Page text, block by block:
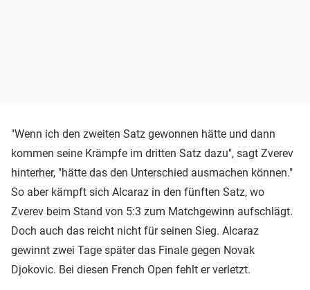
"Wenn ich den zweiten Satz gewonnen hätte und dann
kommen seine Krämpfe im dritten Satz dazu", sagt Zverev
hinterher, "hätte das den Unterschied ausmachen können."
So aber kämpft sich Alcaraz in den fünften Satz, wo
Zverev beim Stand von 5:3 zum Matchgewinn aufschlägt.
Doch auch das reicht nicht für seinen Sieg. Alcaraz
gewinnt zwei Tage später das Finale gegen Novak
Djokovic. Bei diesen French Open fehlt er verletzt.